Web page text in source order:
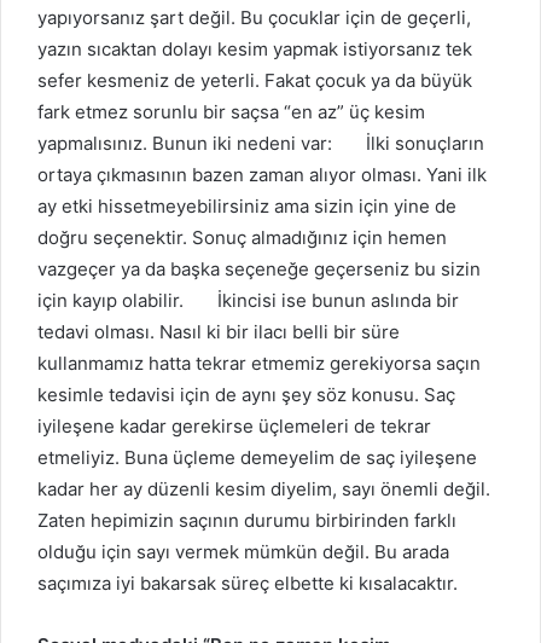
yapıyorsanız şart değil. Bu çocuklar için de geçerli,
yazın sıcaktan dolayı kesim yapmak istiyorsanız tek
sefer kesmeniz de yeterli. Fakat çocuk ya da büyük
fark etmez sorunlu bir saçsa “en az” üç kesim
yapmalısınız. Bunun iki nedeni var: İlki sonuçların
ortaya çıkmasının bazen zaman alıyor olması. Yani ilk
ay etki hissetmeyebilirsiniz ama sizin için yine de
doğru seçenektir. Sonuç almadığınız için hemen
vazgeçer ya da başka seçeneğe geçerseniz bu sizin
için kayıp olabilir. İkincisi ise bunun aslında bir
tedavi olması. Nasıl ki bir ilacı belli bir süre
kullanmamız hatta tekrar etmemiz gerekiyorsa saçın
kesimle tedavisi için de aynı şey söz konusu. Saç
iyileşene kadar gerekirse üçlemeleri de tekrar
etmeliyiz. Buna üçleme demeyelim de saç iyileşene
kadar her ay düzenli kesim diyelim, sayı önemli değil.
Zaten hepimizin saçının durumu birbirinden farklı
olduğu için sayı vermek mümkün değil. Bu arada
saçımıza iyi bakarsak süreç elbette ki kısalacaktır.